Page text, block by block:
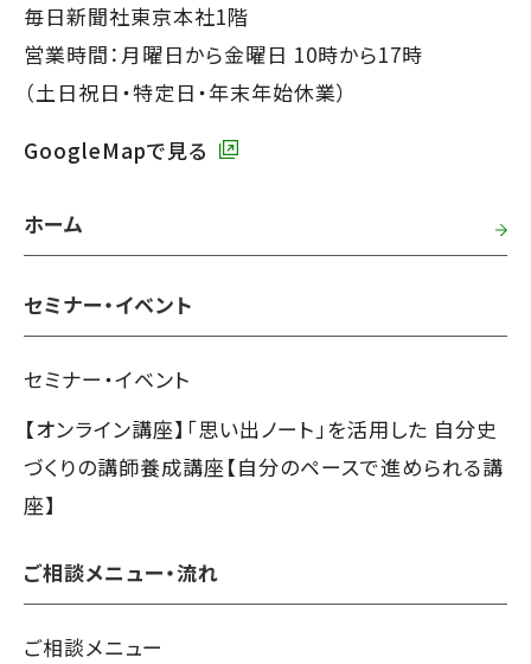
毎日新聞社東京本社1階
営業時間：月曜日から金曜日 10時から17時
（土日祝日・特定日・年末年始休業）
GoogleMapで見る
ホーム
セミナー・イベント
セミナー・イベント
【オンライン講座】「思い出ノート」を活用した 自分史
づくりの講師養成講座【自分のペースで進められる講
座】
ご相談メニュー・流れ
ご相談メニュー